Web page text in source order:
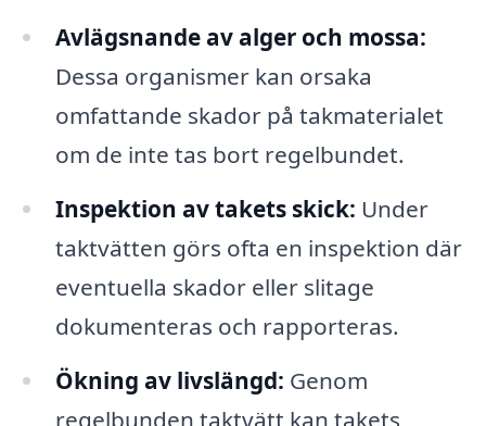
Avlägsnande av alger och mossa:
Dessa organismer kan orsaka
omfattande skador på takmaterialet
om de inte tas bort regelbundet.
Inspektion av takets skick: Under
taktvätten görs ofta en inspektion där
eventuella skador eller slitage
dokumenteras och rapporteras.
Ökning av livslängd: Genom
regelbunden taktvätt kan takets